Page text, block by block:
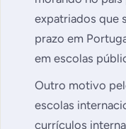
expatriados que
prazo em
em escolas
Outro motivo
escolas
currículos